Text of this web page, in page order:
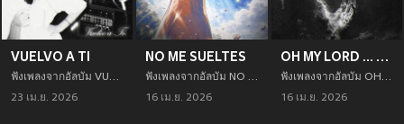
VUELVO A TI
ฟังเพลงจากอัลบัม VUELVO A TI เพลงใหม่จาก 13 Worship อัพเดทเพลงใหม่ล่าสุดก่อนใคร ตลอดปี 2021
23 เม.ย. 2026
NO ME SUELTES
ฟังเพลงจากอัลบัม NO ME SUELTES เพลงใหม่จาก 13 Worship อัพเดทเพลงใหม่ล่าสุดก่อนใคร ตลอดปี 2021
16 เม.ย. 2026
OH MY LORD ... SAVE ME NOW ...
ฟังเพลงจากอัลบัม OH MY LORD ... SAVE ME NOW ... เพลงใหม่จาก 13 Worship อัพเดทเพลงใหม่ล่าสุดก่อนใคร ตลอดปี 2021
16 เม.ย. 2026